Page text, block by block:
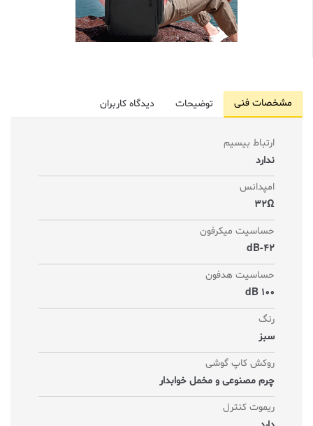
مشخصات فنی توضیحات دیدگاه کاربران
ارتباط بیسیم
ندارد
امپدانس
32Ω
حساسیت میکرفون
dB-42
حساسیت هدفون
100 dB
رنگ
سبز
روکش کاپ گوشی
چرم مصنوعی و مخمل خوابدار
ریموت کنترل